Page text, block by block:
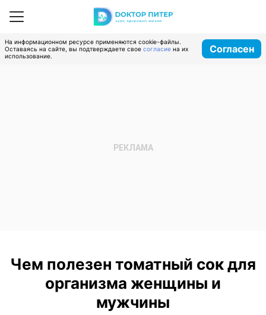
На информационном ресурсе применяются cookie-файлы.
Оставаясь на сайте, вы подтверждаете свое согласие на их
использование.
Согласен
Чем полезен томатный сок для
организма женщины и
мужчины